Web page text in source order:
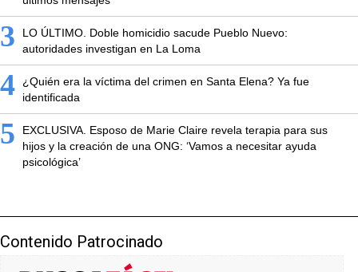
3
LO ÚLTIMO. Doble homicidio sacude Pueblo Nuevo:
autoridades investigan en La Loma
4
¿Quién era la víctima del crimen en Santa Elena? Ya fue
identificada
5
EXCLUSIVA. Esposo de Marie Claire revela terapia para sus
hijos y la creación de una ONG: ‘Vamos a necesitar ayuda
psicológica’
Contenido Patrocinado